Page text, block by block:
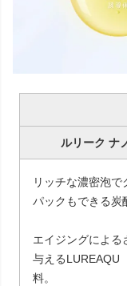
ルリーク ナ
リッチな濃密泡
パックもできる炭
エイジングによる
与えるLUREAQU
料。